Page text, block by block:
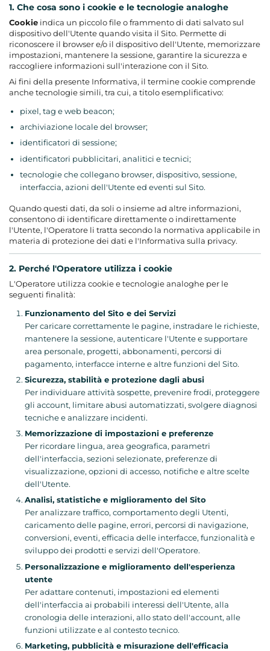
1. Che cosa sono i cookie e le tecnologie analoghe
Cookie indica un piccolo file o frammento di dati salvato sul
dispositivo dell'Utente quando visita il Sito. Permette di
riconoscere il browser e/o il dispositivo dell'Utente, memorizzare
impostazioni, mantenere la sessione, garantire la sicurezza e
raccogliere informazioni sull'interazione con il Sito.
Ai fini della presente Informativa, il termine cookie comprende
anche tecnologie simili, tra cui, a titolo esemplificativo:
pixel, tag e web beacon;
archiviazione locale del browser;
identificatori di sessione;
identificatori pubblicitari, analitici e tecnici;
tecnologie che collegano browser, dispositivo, sessione,
interfaccia, azioni dell'Utente ed eventi sul Sito.
Quando questi dati, da soli o insieme ad altre informazioni,
consentono di identificare direttamente o indirettamente
l'Utente, l'Operatore li tratta secondo la normativa applicabile in
materia di protezione dei dati e l'Informativa sulla privacy.
2. Perché l'Operatore utilizza i cookie
L'Operatore utilizza cookie e tecnologie analoghe per le
seguenti finalità:
Funzionamento del Sito e dei Servizi
Per caricare correttamente le pagine, instradare le richieste,
mantenere la sessione, autenticare l'Utente e supportare
area personale, progetti, abbonamenti, percorsi di
pagamento, interfacce interne e altre funzioni del Sito.
Sicurezza, stabilità e protezione dagli abusi
Per individuare attività sospette, prevenire frodi, proteggere
gli account, limitare abusi automatizzati, svolgere diagnosi
tecniche e analizzare incidenti.
Memorizzazione di impostazioni e preferenze
Per ricordare lingua, area geografica, parametri
dell'interfaccia, sezioni selezionate, preferenze di
visualizzazione, opzioni di accesso, notifiche e altre scelte
dell'Utente.
Analisi, statistiche e miglioramento del Sito
Per analizzare traffico, comportamento degli Utenti,
caricamento delle pagine, errori, percorsi di navigazione,
conversioni, eventi, efficacia delle interfacce, funzionalità e
sviluppo dei prodotti e servizi dell'Operatore.
Personalizzazione e miglioramento dell'esperienza
utente
Per adattare contenuti, impostazioni ed elementi
dell'interfaccia ai probabili interessi dell'Utente, alla
cronologia delle interazioni, allo stato dell'account, alle
funzioni utilizzate e al contesto tecnico.
Marketing, pubblicità e misurazione dell'efficacia